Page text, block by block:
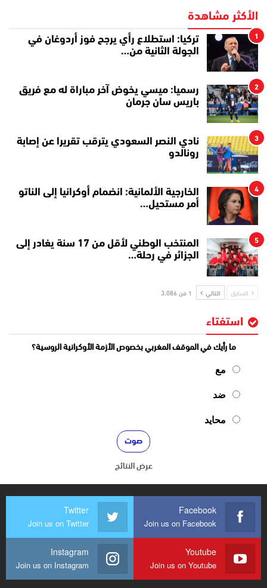
الأكثر مشاهدة
1
تركيا: استطلاع رأي يرجح فوز أردوغان في
الجولة الثانية من…
2
رسميا: ميسي يخوض آخر مباراة له مع فريق
باريس سان جرمان
3
نادي النصر السعودي يترقب تقريرا عن إصابة
رونالدو
4
الخارجية الألمانية: انضمام أوكرانيا إلى الناتو
أمر مستحيل…
5
المنتخب الوطني لأقل من 17 سنة يغادر إلى
الجزائر في رحلة…
السابق التالي 1 من 3٬086
استفتاء
ما رأيك في الموقف المغربي بخصوص الأزمة الأوكرانية الروسية؟
مع
ضد
محايد
عرض النتائج
Facebook
Join us on Facebook
Twitter
Join us on Twitter
Youtube
Join us on Youtube
Instagram
Join us on Instagram